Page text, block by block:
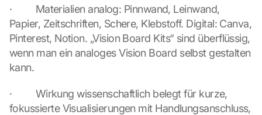
·         Materialien analog: Pinnwand, Leinwand,
Papier, Zeitschriften, Schere, Klebstoff. Digital: Canva,
Pinterest, Notion. „Vision Board Kits“ sind überflüssig,
wenn man ein analoges Vision Board selbst gestalten
kann.
·         Wirkung wissenschaftlich belegt für kurze,
fokussierte Visualisierungen mit Handlungsanschluss,
o
t
h
e
o
g